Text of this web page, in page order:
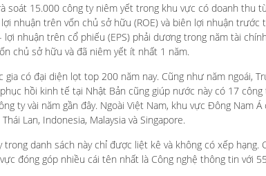
soát 15.000 công ty niêm yết trong khu vực có doanh thu
nhuận trên vốn chủ sở hữu (ROE) và biên lợi nhuận
nhuận trên cổ phiếu (EPS) phải dương trong năm tài
chủ sở hữu và đã niêm yết ít nhất 1 năm.
gia có đại diện lọt top 200 năm nay. Cũng như năm ngoái,
hồi kinh tế tại Nhật Bản cũng giúp nước này có 17
ty vài năm gần đây. Ngoài Việt Nam, khu vực Đông Nam
Lan, Indonesia, Malaysia và Singapore.
trong danh sách này chỉ được liệt kê và không có xếp hạng.
đóng góp nhiều cái tên nhất là Công nghệ thông tin với